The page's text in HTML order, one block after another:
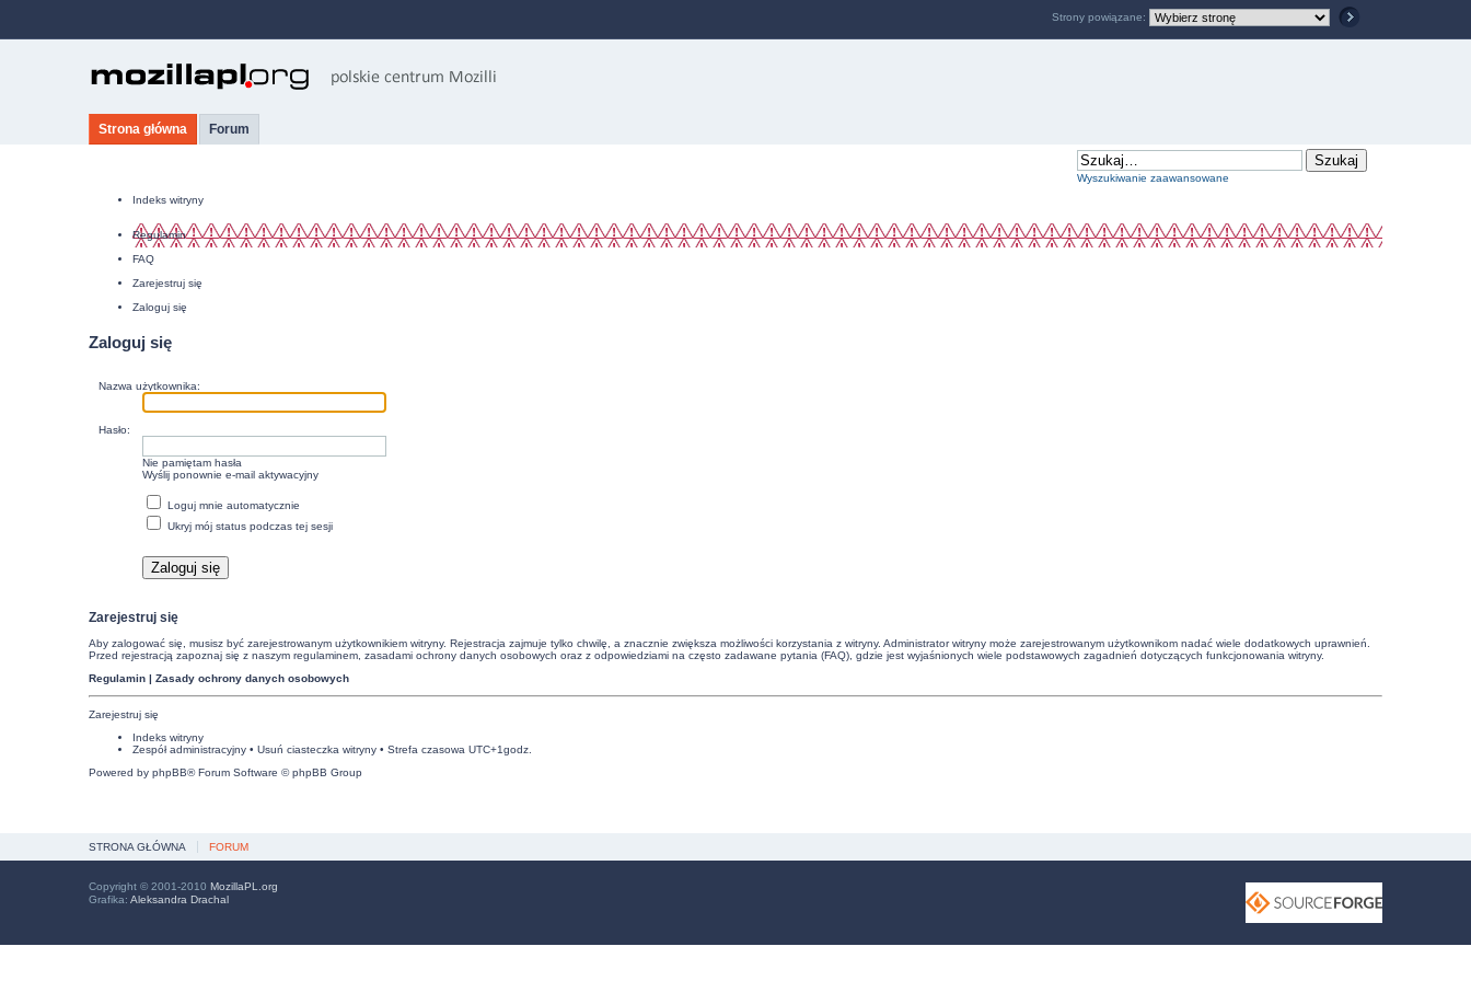
Strona główna Forum
Wyszukiwanie zaawansowane
Indeks witryny
Regulamin
FAQ
Zarejestruj się
Zaloguj się
Zaloguj się
Nazwa użytkownika:
Hasło:
Nie pamiętam hasła
Wyślij ponownie e-mail aktywacyjny
Loguj mnie automatycznie
Ukryj mój status podczas tej sesji
Zarejestruj się
Aby zalogować się, musisz być zarejestrowanym użytkownikiem witryny. Rejestracja zajmuje tylko chwilę, a znacznie zwiększa możliwości korzystania z witryny. Administrator witryny może zarejestrowanym użytkownikom nadać wiele dodatkowych uprawnień.
Przed rejestracją zapoznaj się z naszym regulaminem, zasadami ochrony danych osobowych oraz z odpowiedziami na często zadawane pytania (FAQ), gdzie jest wyjaśnionych wiele podstawowych zagadnień dotyczących funkcjonowania witryny.
Regulamin| Zasady ochrony danych osobowych
Zarejestruj się
Indeks witryny
Zespół administracyjny• Usuń ciasteczka witryny• Strefa czasowa UTC+1godz.
Powered by phpBB® Forum Software © phpBB Group
Strony powiązane:
STRONA GŁÓWNA FORUM
Copyright © 2001-2010 MozillaPL.org
Grafika: Aleksandra Drachal